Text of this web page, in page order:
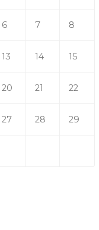
6 7 8
13 14 15
20 21 22
27 28 29